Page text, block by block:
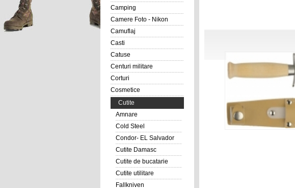
Camping
Camere Foto - Nikon
Camuflaj
Casti
Catuse
Centuri militare
Corturi
Cosmetice
Cutite
Amnare
Cold Steel
Condor- EL Salvador
Cutite Damasc
Cutite de bucatarie
Cutite utilitare
Fallkniven